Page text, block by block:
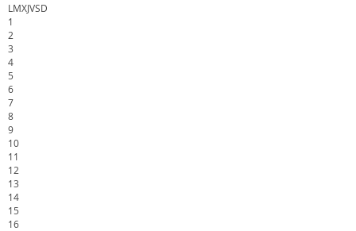
LMXJVSD
1
2
3
4
5
6
7
8
9
10
11
12
13
14
15
16